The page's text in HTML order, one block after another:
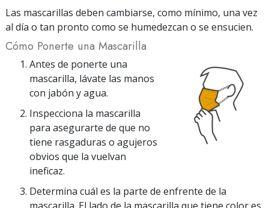
Las mascarillas deben cambiarse, como mínimo, una vez
al día o tan pronto como se humedezcan o se ensucien.
Cómo Ponerte una Mascarilla
Antes de ponerte una
mascarilla, lávate las manos
con jabón y agua.
Inspecciona la mascarilla
para asegurarte de que no
tiene rasgaduras o agujeros
obvios que la vuelvan
ineficaz.
Determina cuál es la parte de enfrente de la